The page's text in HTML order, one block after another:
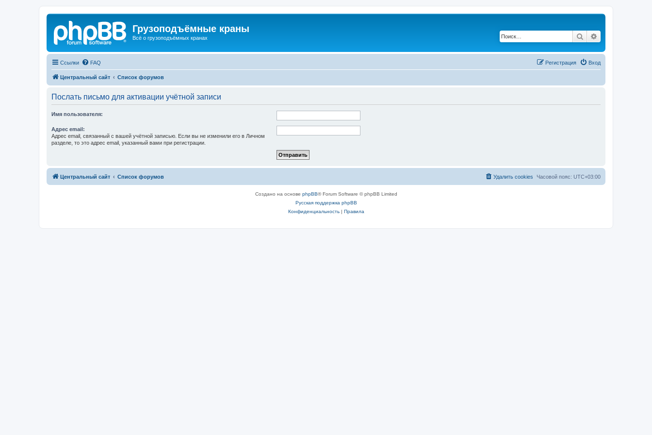
Грузоподъёмные краны
Всё о грузоподъёмных кранах Поиск
Ссылки FAQ Вход
Регистрация
Центральный сайт Список форумов
Послать письмо для активации учётной записи
Имя пользователя:
Адрес email:
Адрес email, связанный с вашей учётной записью. Если вы не изменили его в Личном
разделе, то это адрес email, указанный вами при регистрации.
Центральный сайт Список форумов Часовой пояс: UTC+03:00
Удалить cookies
Создано на основе phpBB® Forum Software © phpBB Limited
Русская поддержка phpBB
Конфиденциальность| Правила